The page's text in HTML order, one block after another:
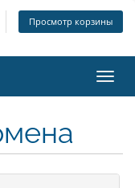
Просмотр корзины